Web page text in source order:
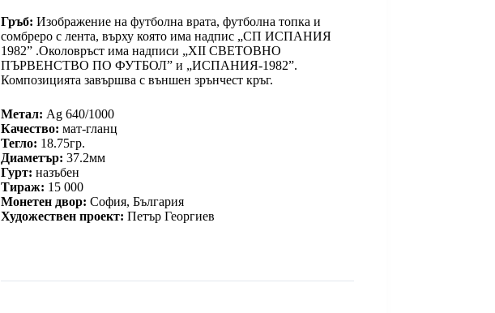
Гръб: Изображение на футболна врата, футболна топка и
сомбреро с лента, върху която има надпис „СП ИСПАНИЯ
1982” .Околовръст има надписи „XII СВЕТОВНО
ПЪРВЕНСТВО ПО ФУТБОЛ” и „ИСПАНИЯ-1982”.
Композицията завършва с външен зрънчест кръг.
Метал: Ag 640/1000
Качество: мат-гланц
Тегло: 18.75гр.
Диаметър: 37.2мм
Гурт: назъбен
Тираж: 15 000
Монетен двор: София, България
Художествен проект: Петър Георгиев